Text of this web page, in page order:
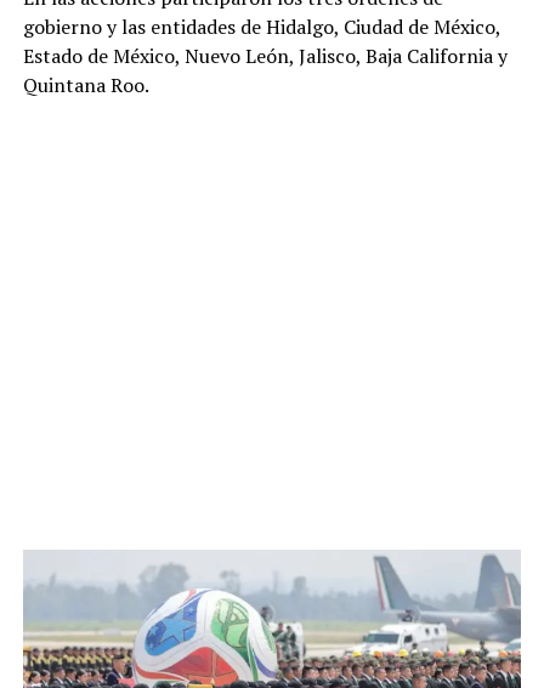
gobierno y las entidades de Hidalgo, Ciudad de México,
Estado de México, Nuevo León, Jalisco, Baja California y
Quintana Roo.